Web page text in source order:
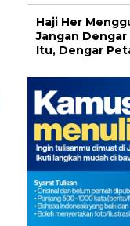
Haji Her
Jangan
Itu, Dengar